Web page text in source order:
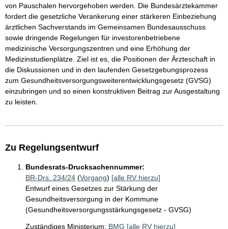
von Pauschalen hervorgehoben werden. Die Bundesärztekammer
fordert die gesetzliche Verankerung einer stärkeren Einbeziehung
ärztlichen Sachverstands im Gemeinsamen Bundesausschuss
sowie dringende Regelungen für investorenbetriebene
medizinische Versorgungszentren und eine Erhöhung der
Medizinstudienplätze. Ziel ist es, die Positionen der Ärzteschaft in
die Diskussionen und in den laufenden Gesetzgebungsprozess
zum Gesundheitsversorgungsweiterentwicklungsgesetz (GVSG)
einzubringen und so einen konstruktiven Beitrag zur Ausgestaltung
zu leisten.
Zu Regelungsentwurf
Bundesrats-Drucksachennummer:
BR-Drs. 234/24 (Vorgang) [alle RV hierzu]
Entwurf eines Gesetzes zur Stärkung der
Gesundheitsversorgung in der Kommune
(Gesundheitsversorgungsstärkungsgesetz - GVSG)
Zuständiges Ministerium: BMG [alle RV hierzu]